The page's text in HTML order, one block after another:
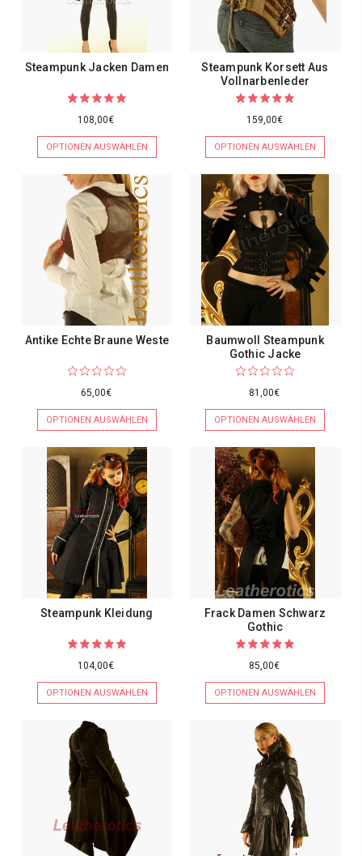
Steampunk Jacken Damen
108,00€
OPTIONEN AUSWÄHLEN
Steampunk Korsett Aus
Vollnarbenleder
159,00€
OPTIONEN AUSWÄHLEN
Antike Echte Braune Weste
65,00€
OPTIONEN AUSWÄHLEN
Baumwoll Steampunk
Gothic Jacke
81,00€
OPTIONEN AUSWÄHLEN
Steampunk Kleidung
104,00€
OPTIONEN AUSWÄHLEN
Frack Damen Schwarz
Gothic
85,00€
OPTIONEN AUSWÄHLEN